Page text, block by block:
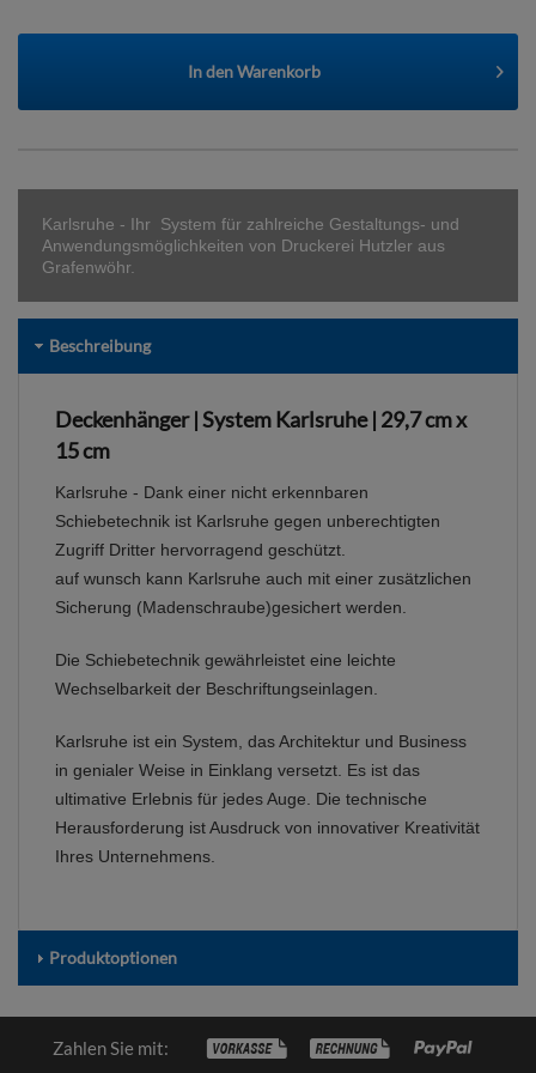
In den Warenkorb
Karlsruhe - Ihr System für zahlreiche Gestaltungs- und
Anwendungsmöglichkeiten von Druckerei Hutzler aus
Grafenwöhr.
Beschreibung
Deckenhänger | System Karlsruhe | 29,7 cm x
15 cm
Karlsruhe - Dank einer nicht erkennbaren
Schiebetechnik ist Karlsruhe gegen unberechtigten
Zugriff Dritter hervorragend geschützt.
auf wunsch kann Karlsruhe auch mit einer zusätzlichen
Sicherung (Madenschraube)gesichert werden.
Die Schiebetechnik gewährleistet eine leichte
Wechselbarkeit der Beschriftungseinlagen.
Karlsruhe ist ein System, das Architektur und Business
in genialer Weise in Einklang versetzt. Es ist das
ultimative Erlebnis für jedes Auge. Die technische
Herausforderung ist Ausdruck von innovativer Kreativität
Ihres Unternehmens.
Produktoptionen
Zahlen Sie mit: